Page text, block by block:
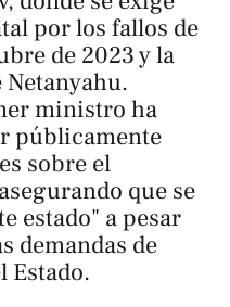
por los fallos de
de 2023 y la
ministro ha
públicamente
sobre el
que se
estado" a pesar
demandas de
Estado.